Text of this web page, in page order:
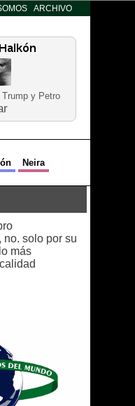
ARCHIVO
y Petro
Neira
no. solo por su
más